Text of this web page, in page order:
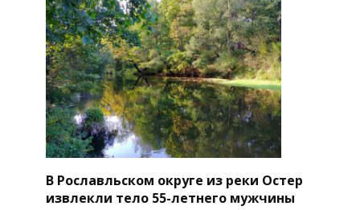
В Рославльском округе из реки Остер
извлекли тело 55-летнего мужчины